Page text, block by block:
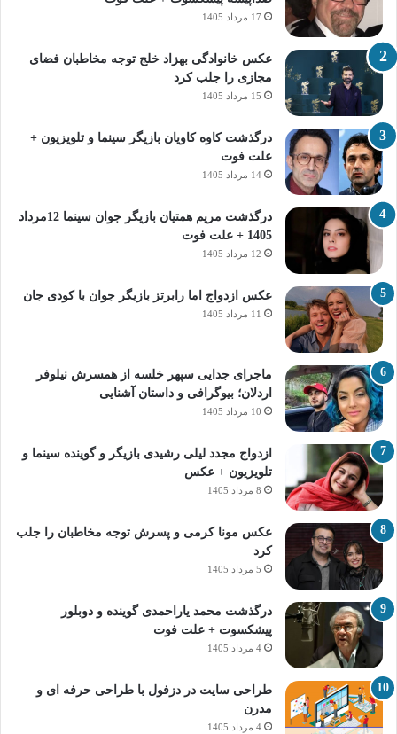
17 مرداد 1405
عکس خانوادگی بهزاد خلج توجه مخاطبان فضای
مجازی را جلب کرد
15 مرداد 1405
درگذشت کاوه کاویان بازیگر سینما و تلویزیون +
علت فوت
14 مرداد 1405
درگذشت مریم همتیان بازیگر جوان سینما 12مرداد
1405 + علت فوت
12 مرداد 1405
عکس ازدواج اما رابرتز بازیگر جوان با کودی جان
11 مرداد 1405
ماجرای جدایی سپهر خلسه از همسرش نیلوفر
اردلان؛ بیوگرافی و داستان آشنایی
10 مرداد 1405
ازدواج مجدد لیلی رشیدی بازیگر و گوینده سینما و
تلویزیون + عکس
8 مرداد 1405
عکس مونا کرمی و پسرش توجه مخاطبان را جلب
کرد
5 مرداد 1405
درگذشت محمد یاراحمدی گوینده و دوبلور
پیشکسوت + علت فوت
4 مرداد 1405
طراحی سایت در دزفول با طراحی حرفه‌ ای و
مدرن
4 مرداد 1405